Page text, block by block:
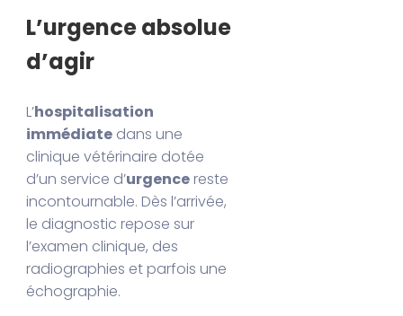
L’urgence absolue
d’agir
L’hospitalisation
immédiate dans une
clinique vétérinaire dotée
d’un service d’urgence reste
incontournable. Dès l’arrivée,
le diagnostic repose sur
l’examen clinique, des
radiographies et parfois une
échographie.